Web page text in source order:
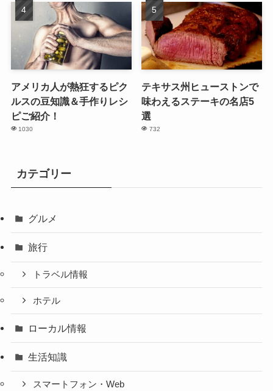
アメリカ人が熱狂するピク
ルスの豆知識＆手作りレシ
ピご紹介！
1030
テキサス州ヒューストンで
味わえるステーキの名店5
選
732
カテゴリー
グルメ
旅行
トラベル情報
ホテル
ローカル情報
生活知識
スマートフォン・Web